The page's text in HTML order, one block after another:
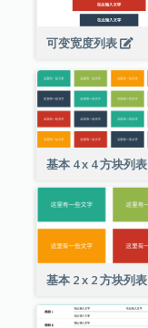
可变宽度列表
基本 4 x 4 方块列表
基本 2 x 2 方块列表